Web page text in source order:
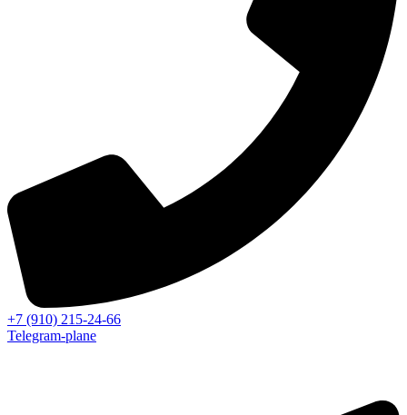
+7 (910) 215-24-66
Telegram-plane